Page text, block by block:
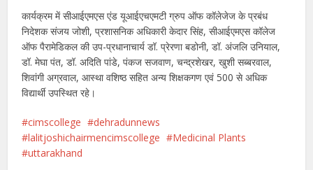
कार्यक्रम में सीआईएमएस एंड यूआईएचएमटी ग्रुप ऑफ कॉलेजेज के प्रबंध
निदेशक संजय जोशी, प्रशासनिक अधिकारी केदार सिंह, सीआईएमएस कॉलेज
ऑफ पैरामेडिकल की उप-प्रधानाचार्य डॉ. प्रेरणा बडोनी, डॉ. अंजलि उनियाल,
डॉ. मेघा पंत, डॉ. अदिति पांडे, पंकज सजवाण, चन्द्रशेखर, खुशी सब्बरवाल,
शिवांगी अग्रवाल, आस्था वशिष्ठ सहित अन्य शिक्षकगण एवं 500 से अधिक
विद्यार्थी उपस्थित रहे।
cimscollege
dehradunnews
lalitjoshichairmencimscollege
Medicinal Plants
uttarakhand